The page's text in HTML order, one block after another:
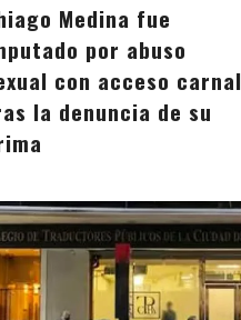
Medina fue
por abuso
con acceso carnal
la denuncia de su